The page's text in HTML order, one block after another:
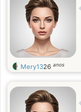
Mery1326 anos